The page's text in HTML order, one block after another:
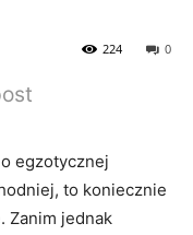
0
224
egzotycznej
to‌ koniecznie
Zanim jednak